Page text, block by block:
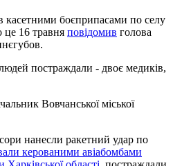
касетними боєприпасами по селу
це 16 травня повідомив голова
постраждали - двоє медиків,
Вовчанської міської
нанесли ракетний удар по
керованими авіабомбами